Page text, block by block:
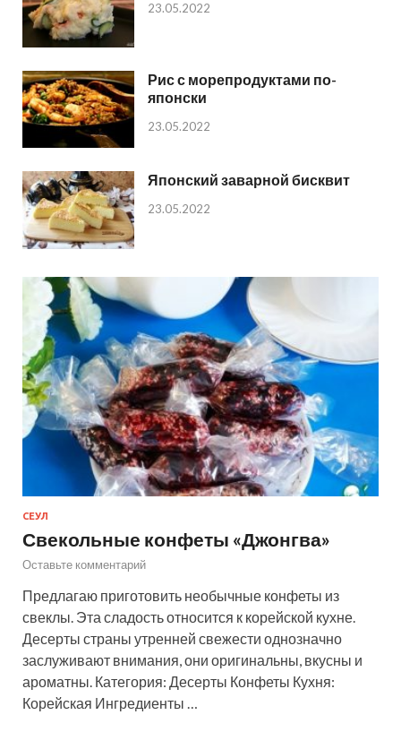
23.05.2022
Рис с морепродуктами по-
японски
23.05.2022
Японский заварной бисквит
23.05.2022
СЕУЛ
Свекольные конфеты «Джонгва»
Оставьте комментарий
Предлагаю приготовить необычные конфеты из
свеклы. Эта сладость относится к корейской кухне.
Десерты страны утренней свежести однозначно
заслуживают внимания, они оригинальны, вкусны и
ароматны. Категория: Десерты Конфеты Кухня:
Корейская Ингредиенты …